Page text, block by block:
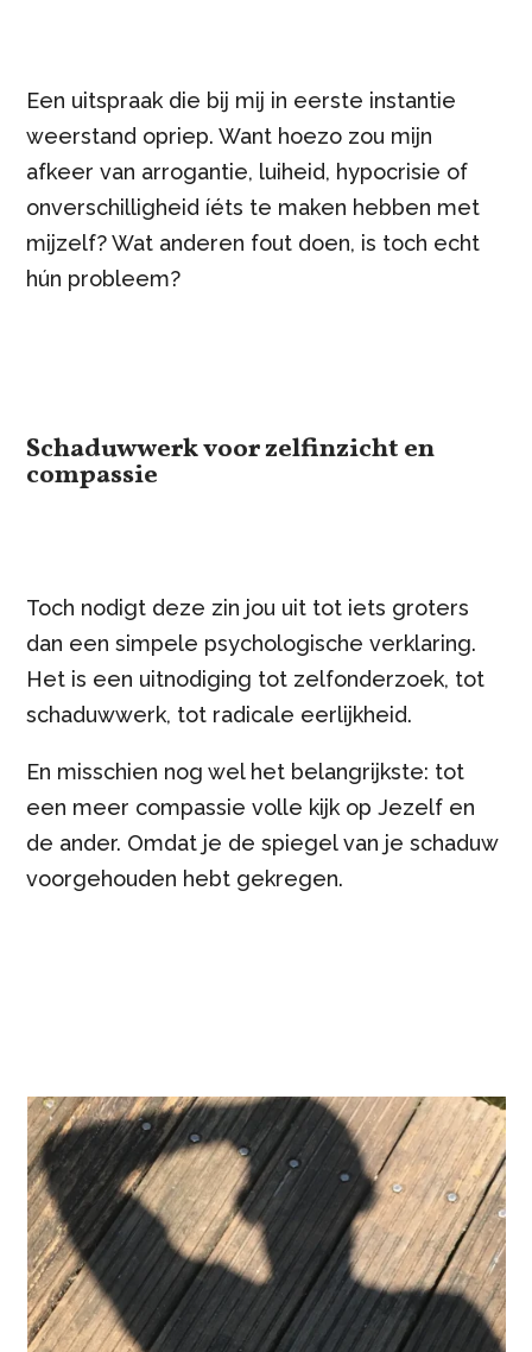
Een uitspraak die bij mij in eerste instantie
weerstand opriep. Want hoezo zou mijn
afkeer van arrogantie, luiheid, hypocrisie of
onverschilligheid íéts te maken hebben met
mijzelf? Wat anderen fout doen, is toch echt
hún probleem?
Schaduwwerk voorzelfinzicht en
compassie
Toch nodigt deze zin jou uit tot iets groters
dan een simpele psychologische verklaring.
Het is een uitnodiging tot zelfonderzoek, tot
schaduwwerk, tot radicale eerlijkheid.
En misschien nog wel het belangrijkste: tot
een meer compassie volle kijk op Jezelf en
de ander. Omdat je de spiegel van je schaduw
voorgehouden hebt gekregen.